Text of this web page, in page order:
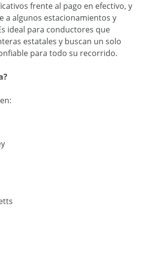
frente al pago en efectivo, y
a algunos estacionamientos y
ideal para conductores que
estatales y buscan un solo
para todo su recorrido.